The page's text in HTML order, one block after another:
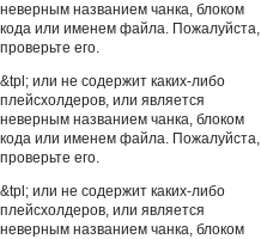
неверным названием чанка, блоком
кода или именем файла. Пожалуйста,
проверьте его.
&tpl; или не содержит каких-либо
плейсхолдеров, или является
неверным названием чанка, блоком
кода или именем файла. Пожалуйста,
проверьте его.
&tpl; или не содержит каких-либо
плейсхолдеров, или является
неверным названием чанка, блоком